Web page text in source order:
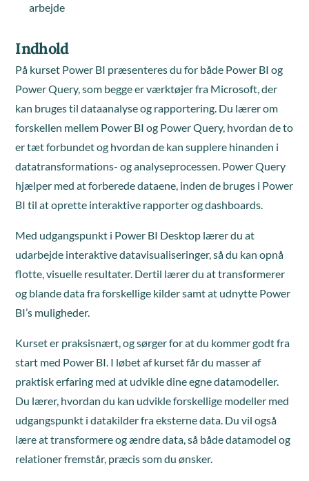
arbejde
Indhold
På kurset Power BI præsenteres du for både Power BI og
Power Query, som begge er værktøjer fra Microsoft, der
kan bruges til dataanalyse og rapportering. Du lærer om
forskellen mellem Power BI og Power Query, hvordan de to
er tæt forbundet og hvordan de kan supplere hinanden i
datatransformations- og analyseprocessen. Power Query
hjælper med at forberede dataene, inden de bruges i Power
BI til at oprette interaktive rapporter og dashboards.
Med udgangspunkt i Power BI Desktop lærer du at
udarbejde interaktive datavisualiseringer, så du kan opnå
flotte, visuelle resultater. Dertil lærer du at transformerer
og blande data fra forskellige kilder samt at udnytte Power
BI’s muligheder.
Kurset er praksisnært, og sørger for at du kommer godt fra
start med Power BI. I løbet af kurset får du masser af
praktisk erfaring med at udvikle dine egne datamodeller.
Du lærer, hvordan du kan udvikle forskellige modeller med
udgangspunkt i datakilder fra eksterne data. Du vil også
lære at transformere og ændre data, så både datamodel og
relationer fremstår, præcis som du ønsker.